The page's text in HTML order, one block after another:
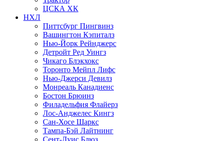
ЦСКА ХК
НХЛ
Питтсбург Пингвинз
Вашингтон Кэпиталз
Нью-Йорк Рейнджерс
Детройт Ред Уингз
Чикаго Блэкхокс
Торонто Мейпл Лифс
Нью-Джерси Девилз
Монреаль Канадиенс
Бостон Брюинз
Филадельфия Флайерз
Лос-Анджелес Кингз
Сан-Хосе Шаркс
Тампа-Бэй Лайтнинг
Сент-Луис Блюз